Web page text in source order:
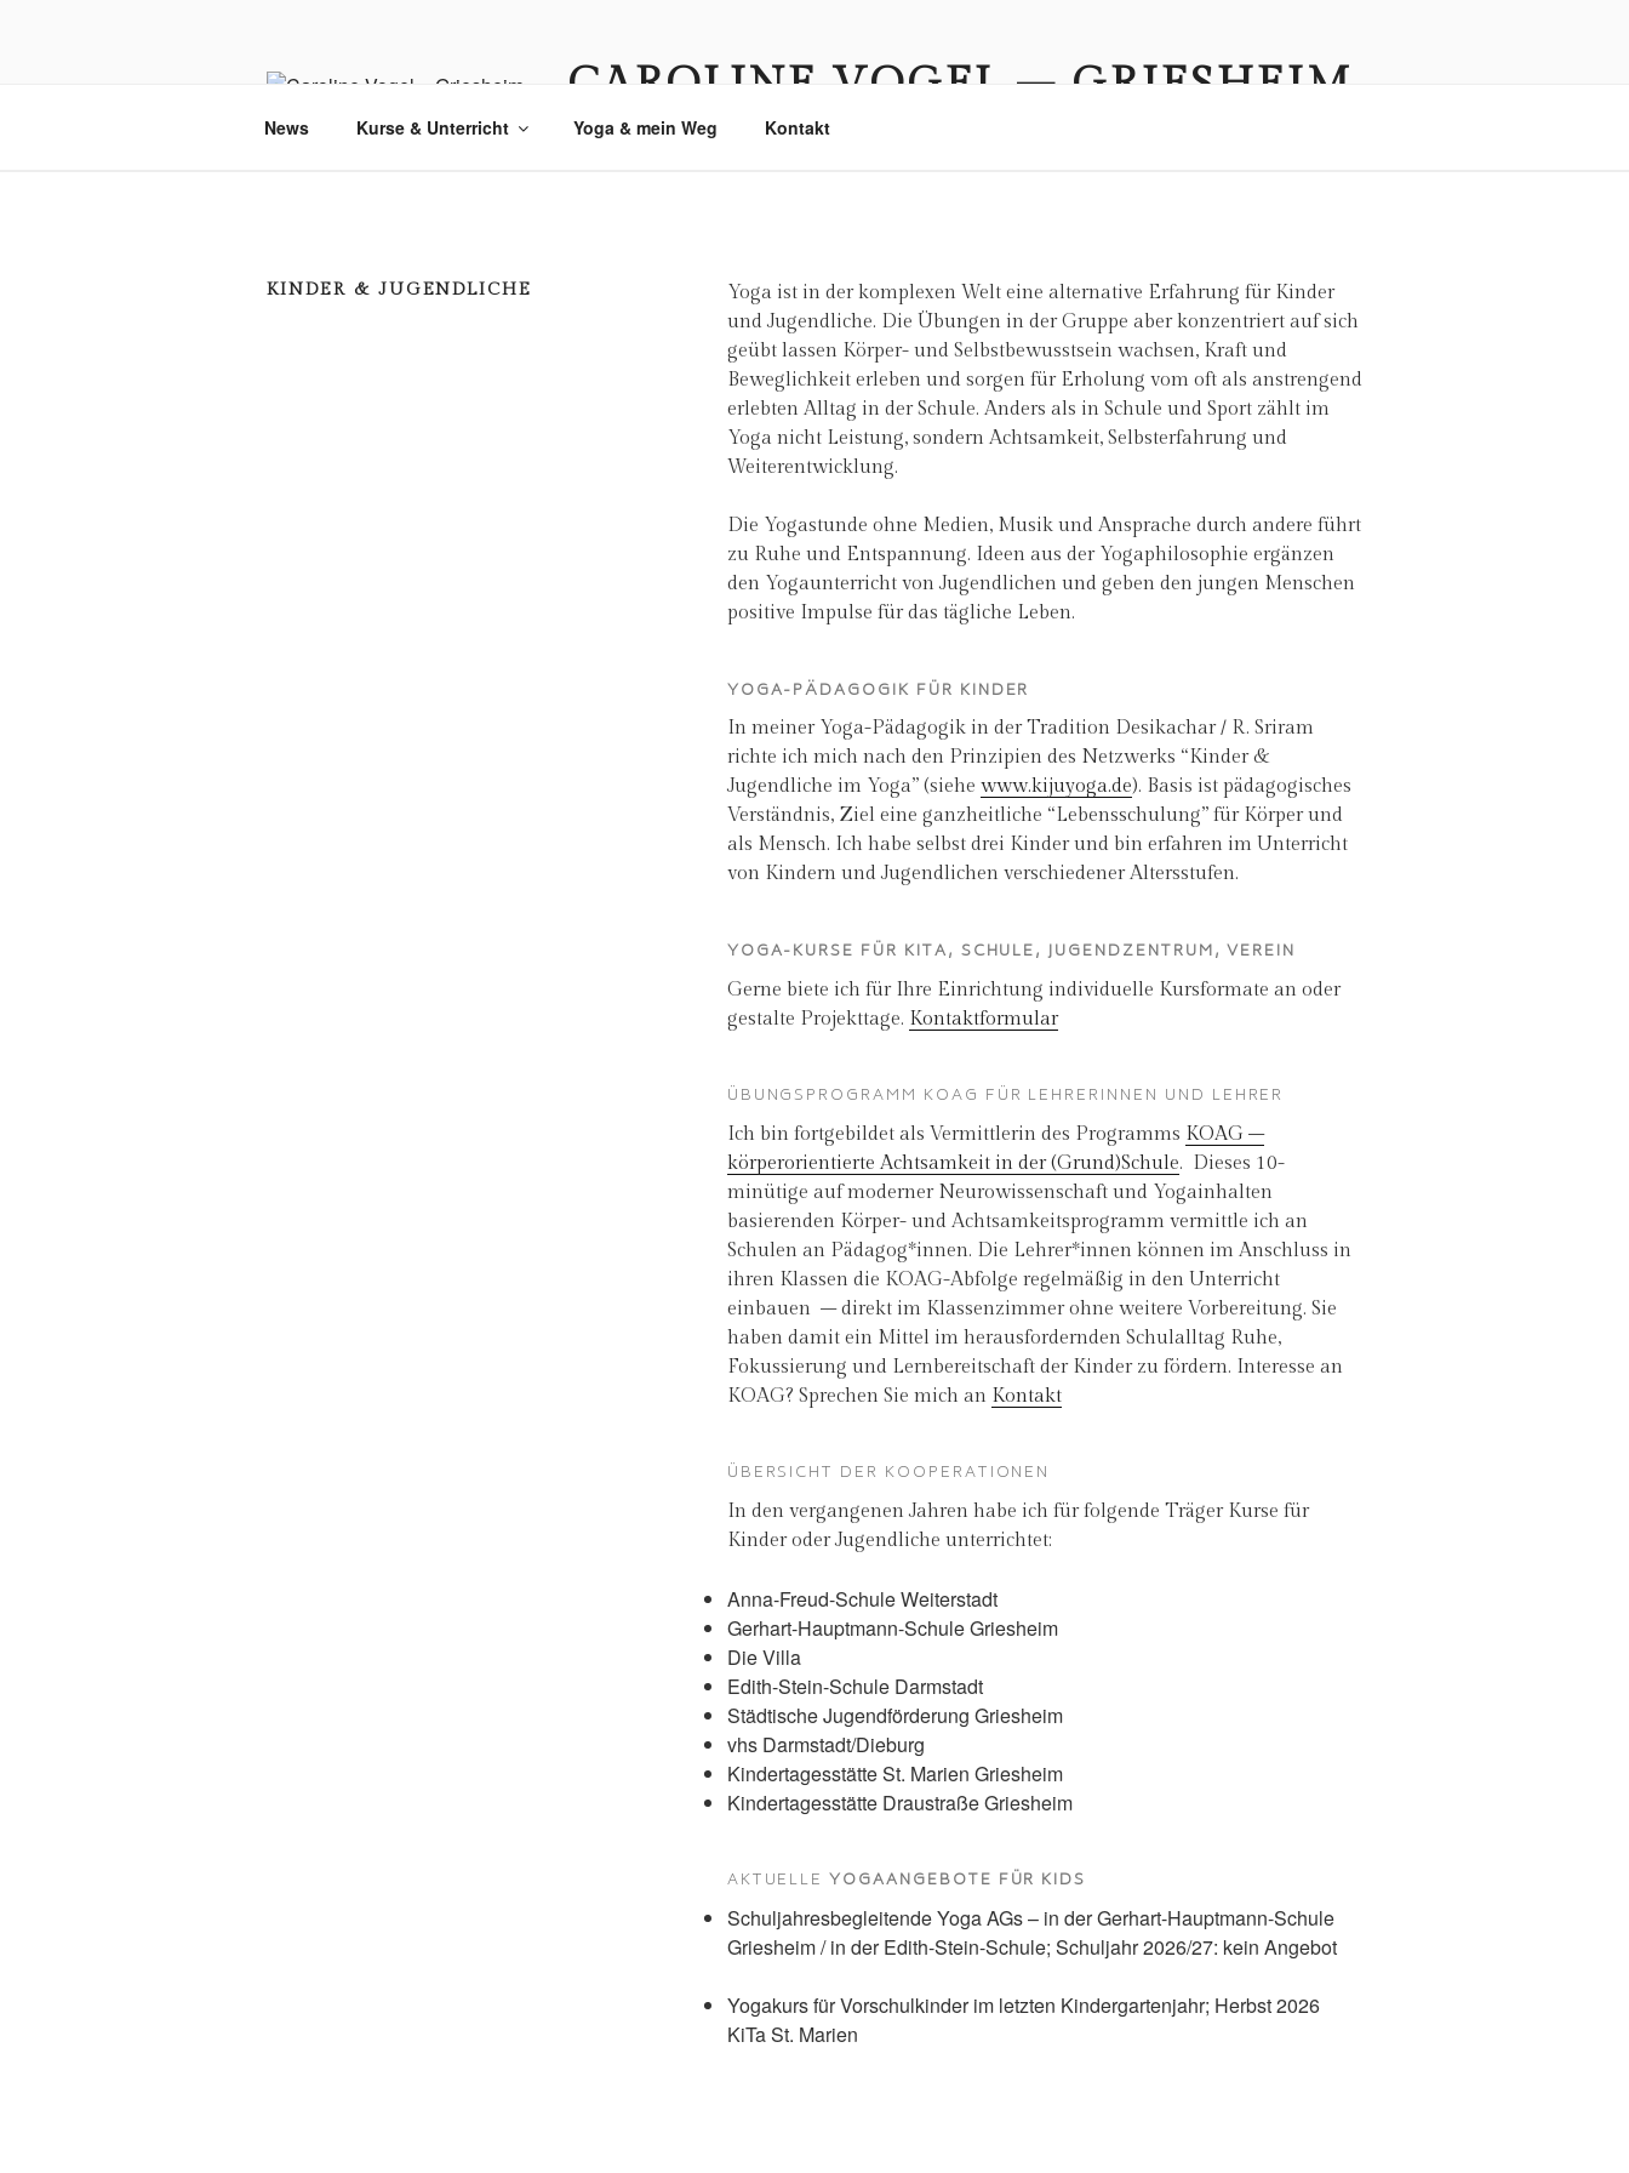
CAROLINE VOGEL – GRIESHEIM
News Kurse & Unterricht Yoga & mein Weg Kontakt
KINDER & JUGENDLICHE
Yoga ist in der komplexen Welt eine alternative Erfahrung für Kinder
und Jugendliche. Die Übungen in der Gruppe aber konzentriert auf sich
geübt lassen Körper- und Selbstbewusstsein wachsen, Kraft und
Beweglichkeit erleben und sorgen für Erholung vom oft als anstrengend
erlebten Alltag in der Schule. Anders als in Schule und Sport zählt im
Yoga nicht Leistung, sondern Achtsamkeit, Selbsterfahrung und
Weiterentwicklung.
Die Yogastunde ohne Medien, Musik und Ansprache durch andere führt
zu Ruhe und Entspannung. Ideen aus der Yogaphilosophie ergänzen
den Yogaunterricht von Jugendlichen und geben den jungen Menschen
positive Impulse für das tägliche Leben.
YOGA-PÄDAGOGIK FÜR KINDER
In meiner Yoga-Pädagogik in der Tradition Desikachar / R. Sriram
richte ich mich nach den Prinzipien des Netzwerks “Kinder &
Jugendliche im Yoga” (siehe www.kijuyoga.de). Basis ist pädagogisches
Verständnis, Ziel eine ganzheitliche “Lebensschulung” für Körper und
als Mensch. Ich habe selbst drei Kinder und bin erfahren im Unterricht
von Kindern und Jugendlichen verschiedener Altersstufen.
YOGA-KURSE FÜR KITA, SCHULE, JUGENDZENTRUM, VEREIN
Gerne biete ich für Ihre Einrichtung individuelle Kursformate an oder
gestalte Projekttage. Kontaktformular
ÜBUNGSPROGRAMM KOAG FÜR LEHRERINNEN UND LEHRER
Ich bin fortgebildet als Vermittlerin des Programms KOAG –
körperorientierte Achtsamkeit in der (Grund)Schule. Dieses 10-
minütige auf moderner Neurowissenschaft und Yogainhalten
basierenden Körper- und Achtsamkeitsprogramm vermittle ich an
Schulen an Pädagog*innen. Die Lehrer*innen können im Anschluss in
ihren Klassen die KOAG-Abfolge regelmäßig in den Unterricht
einbauen – direkt im Klassenzimmer ohne weitere Vorbereitung. Sie
haben damit ein Mittel im herausfordernden Schulalltag Ruhe,
Fokussierung und Lernbereitschaft der Kinder zu fördern. Interesse an
KOAG? Sprechen Sie mich an Kontakt
ÜBERSICHT DER KOOPERATIONEN
In den vergangenen Jahren habe ich für folgende Träger Kurse für
Kinder oder Jugendliche unterrichtet:
Anna-Freud-Schule Weiterstadt
Gerhart-Hauptmann-Schule Griesheim
Die Villa
Edith-Stein-Schule Darmstadt
Städtische Jugendförderung Griesheim
vhs Darmstadt/Dieburg
Kindertagesstätte St. Marien Griesheim
Kindertagesstätte Draustraße Griesheim
AKTUELLEYOGAANGEBOTE FÜR KIDS
Schuljahresbegleitende Yoga AGs – in der Gerhart-Hauptmann-Schule
Griesheim / in der Edith-Stein-Schule; Schuljahr 2026/27: kein Angebot
Yogakurs für Vorschulkinder im letzten Kindergartenjahr; Herbst 2026
KiTa St. Marien